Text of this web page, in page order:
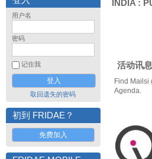
用户名
密码
记住我
取回遗失的密码
初到 FRIDAE？
免费加入
INDIA :
活动讯息
Find Mailsi
Agenda.